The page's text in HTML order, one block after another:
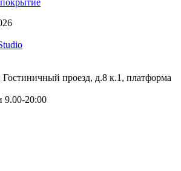
проезд, д.8 к.1, платформа
9.00-20:00